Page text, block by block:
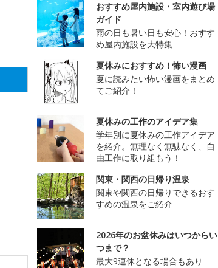
おすすめ屋内施設・室内遊び場
ガイド
雨の日も暑い日も安心！おすす
め屋内施設を大特集
夏休みにおすすめ！怖い漫画
夏に読みたい怖い漫画をまとめ
てご紹介！
夏休みの工作のアイデア集
学年別に夏休みの工作アイデア
を紹介。無理なく無駄なく、自
由工作に取り組もう！
関東・関西の日帰り温泉
関東や関西の日帰りできるおす
すめの温泉をご紹介
2026年のお盆休みはいつからい
つまで？
最大9連休となる場合もあり